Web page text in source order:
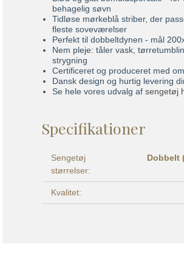
behagelig søvn
Tidløse mørkeblå striber, der
fleste soveværelser
Perfekt til dobbeltdynen - mål
Nem pleje: tåler vask,
strygning
Certificeret og produceret med
Dansk design og hurtig levering
Se hele vores udvalg af sengetøj
Specifikationer
Sengetøj
størrelser:
Dobbelt
Kvalitet: